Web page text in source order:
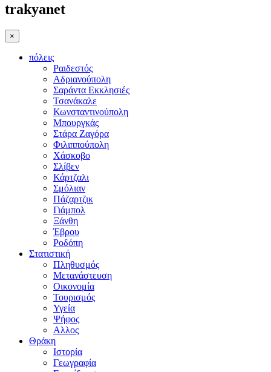
trakyanet
×
πόλεις
Ραιδεστός
Αδριανούπολη
Σαράντα Εκκλησιές
Τσανάκαλε
Κωνσταντινούπολη
Μπουργκάς
Στάρα Ζαγόρα
Φιλιππούπολη
Χάσκοβο
Σλίβεν
Κάρτζαλι
Σμόλιαν
Πάζαρτζικ
Γιάμπολ
Ξάνθη
Έβρου
Ροδόπη
Στατιστική
Πληθυσμός
Μετανάστευση
Οικονομία
Τουρισμός
Υγεία
Ψήφος
Αλλος
Θράκη
Ιστορία
Γεωγραφία